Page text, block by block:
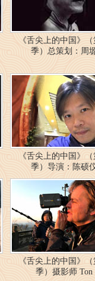
《舌尖上的中国》
季）总策划：周
《舌尖上的中国》
季）导演：陈硕
《舌尖上的中国》
季）摄影师 Ton